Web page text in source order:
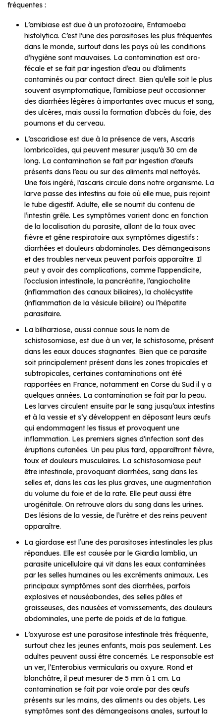
fréquentes :
L’amibiase est due à un protozoaire, Entamoeba
histolytica. C’est l’une des parasitoses les plus fréquentes
dans le monde, surtout dans les pays où les conditions
d’hygiène sont mauvaises. La contamination est oro-
fécale et se fait par ingestion d’eau ou d’aliments
contaminés ou par contact direct. Bien qu’elle soit le plus
souvent asymptomatique, l’amibiase peut occasionner
des diarrhées légères à importantes avec mucus et sang,
des ulcères, mais aussi la formation d’abcès du foie, des
poumons et du cerveau.
L’ascaridiose est due à la présence de vers, Ascaris
lombricoïdes, qui peuvent mesurer jusqu’à 30 cm de
long. La contamination se fait par ingestion d’œufs
présents dans l’eau ou sur des aliments mal nettoyés.
Une fois ingéré, l’ascaris circule dans notre organisme. La
larve passe des intestins au foie où elle mue, puis rejoint
le tube digestif. Adulte, elle se nourrit du contenu de
l’intestin grêle. Les symptômes varient donc en fonction
de la localisation du parasite, allant de la toux avec
fièvre et gêne respiratoire aux symptômes digestifs :
diarrhées et douleurs abdominales. Des démangeaisons
et des troubles nerveux peuvent parfois apparaître. Il
peut y avoir des complications, comme l’appendicite,
l’occlusion intestinale, la pancréatite, l’angiocholite
(inflammation des canaux biliaires), la cholécystite
(inflammation de la vésicule biliaire) ou l’hépatite
parasitaire.
La bilharziose, aussi connue sous le nom de
schistosomiase, est due à un ver, le schistosome, présent
dans les eaux douces stagnantes. Bien que ce parasite
soit principalement présent dans les zones tropicales et
subtropicales, certaines contaminations ont été
rapportées en France, notamment en Corse du Sud il y a
quelques années. La contamination se fait par la peau.
Les larves circulent ensuite par le sang jusqu’aux intestins
et à la vessie et s’y développent en déposant leurs œufs
qui endommagent les tissus et provoquent une
inflammation. Les premiers signes d’infection sont des
éruptions cutanées. Un peu plus tard, apparaîtront fièvre,
toux et douleurs musculaires. La schistosomiase peut
être intestinale, provoquant diarrhées, sang dans les
selles et, dans les cas les plus graves, une augmentation
du volume du foie et de la rate. Elle peut aussi être
urogénitale. On retrouve alors du sang dans les urines.
Des lésions de la vessie, de l’urètre et des reins peuvent
apparaître.
La giardase est l’une des parasitoses intestinales les plus
répandues. Elle est causée par le Giardia lamblia, un
parasite unicellulaire qui vit dans les eaux contaminées
par les selles humaines ou les excréments animaux. Les
principaux symptômes sont des diarrhées, parfois
explosives et nauséabondes, des selles pâles et
graisseuses, des nausées et vomissements, des douleurs
abdominales, une perte de poids et de la fatigue.
L’oxyurose est une parasitose intestinale très fréquente,
surtout chez les jeunes enfants, mais pas seulement. Les
adultes peuvent aussi être concernés. Le responsable est
un ver, l’Enterobius vermicularis ou oxyure. Rond et
blanchâtre, il peut mesurer de 5 mm à 1 cm. La
contamination se fait par voie orale par des œufs
présents sur les mains, des aliments ou des objets. Les
symptômes sont des démangeaisons anales, surtout la